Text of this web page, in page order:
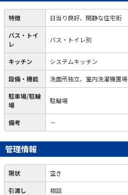
特徴 日当り良好、閑静な住宅街
バス・トイ
レ
バス・トイレ別
キッチン システムキッチン
設備・機能 洗面所独立、室内洗濯機置場
駐車場/駐輪
場
駐輪場
備考 －
管理情報
現状 空き
引渡し 相談